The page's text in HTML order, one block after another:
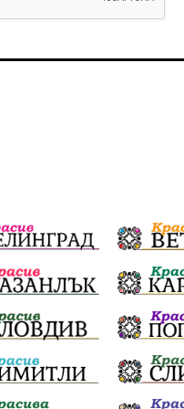
Добро дело
Апостол
насилие
ГДБОП